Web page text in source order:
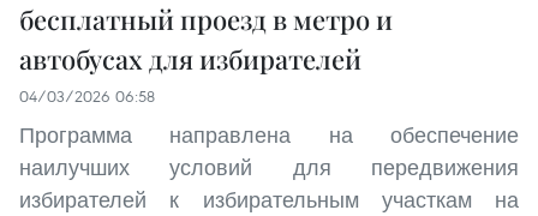
бесплатный проезд в метро и
автобусах для избирателей
04/03/2026 06:58
Программа направлена на обеспечение
наилучших условий для передвижения
избирателей к избирательным участкам на